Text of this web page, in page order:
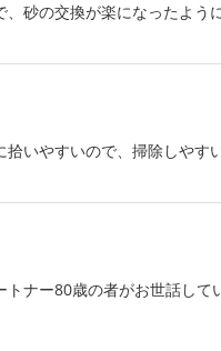
砂の交換が楽になったよう
いやすいので、掃除しやすい
ナー80歳の者がお世話し